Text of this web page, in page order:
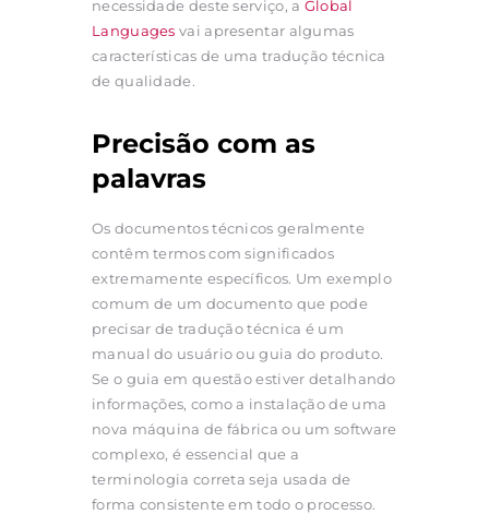
necessidade deste serviço, a Global
Languages vai apresentar algumas
características de uma tradução técnica
de qualidade.
Precisão com as
palavras
Os documentos técnicos geralmente
contêm termos com significados
extremamente específicos. Um exemplo
comum de um documento que pode
precisar de tradução técnica é um
manual do usuário ou guia do produto.
Se o guia em questão estiver detalhando
informações, como a instalação de uma
nova máquina de fábrica ou um software
complexo, é essencial que a
terminologia correta seja usada de
forma consistente em todo o processo.